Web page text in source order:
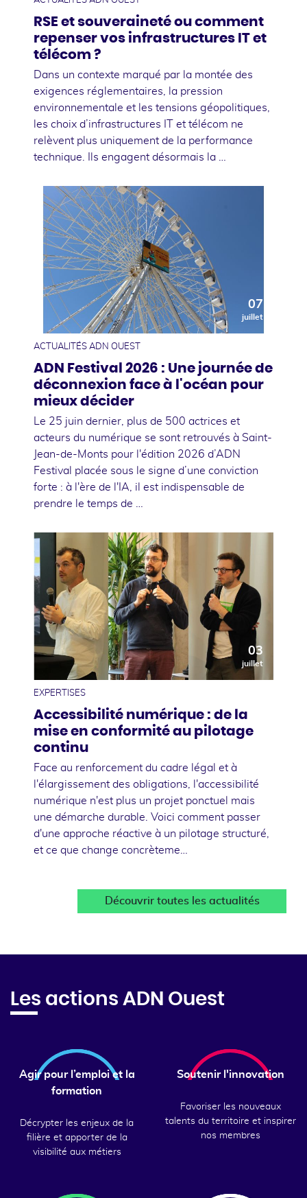
RSE et souveraineté ou comment
repenser vos infrastructures IT et
télécom ?
Dans un contexte marqué par la montée des
exigences réglementaires, la pression
environnementale et les tensions géopolitiques,
les choix d’infrastructures IT et télécom ne
relèvent plus uniquement de la performance
technique. Ils engagent désormais la …
07
juillet
ACTUALITÉS ADN OUEST
ADN Festival 2026 : Une journée de
déconnexion face à l'océan pour
mieux décider
Le 25 juin dernier, plus de 500 actrices et
acteurs du numérique se sont retrouvés à Saint-
Jean-de-Monts pour l'édition 2026 d’ADN
Festival placée sous le signe d’une conviction
forte : à l'ère de l'IA, il est indispensable de
prendre le temps de …
03
juillet
EXPERTISES
Accessibilité numérique : de la
mise en conformité au pilotage
continu
Face au renforcement du cadre légal et à
l'élargissement des obligations, l'accessibilité
numérique n'est plus un projet ponctuel mais
une démarche durable. Voici comment passer
d'une approche réactive à un pilotage structuré,
et ce que change concrèteme…
Découvrir toutes les actualités
Les actions ADN Ouest
Agir pour l’emploi et la
formation
Décrypter les enjeux de la
filière et apporter de la
visibilité aux métiers
Soutenir l'innovation
Favoriser les nouveaux
talents du territoire et inspirer
nos membres